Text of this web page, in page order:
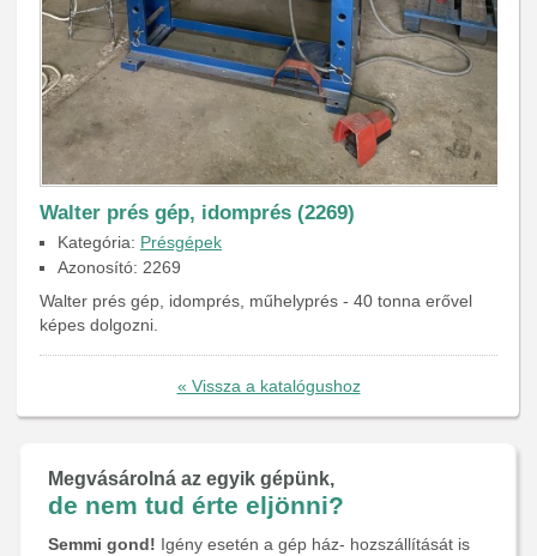
Walter prés gép, idomprés (2269)
Kategória: Présgépek
Azonosító: 2269
Walter prés gép, idomprés, műhelyprés - 40 tonna erővel
képes dolgozni.
« Vissza a katalógushoz
Megvásárolná az egyik gépünk,
de nem tud érte eljönni?
Semmi gond! Igény esetén a gép ház- hozszállítását is